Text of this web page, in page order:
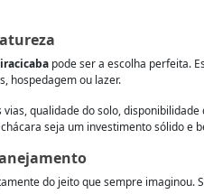
pode ser a escolha perfeita.
hospedagem ou lazer.
qualidade do solo,
seja um investimento sólido e
do jeito que sempre imaginou.